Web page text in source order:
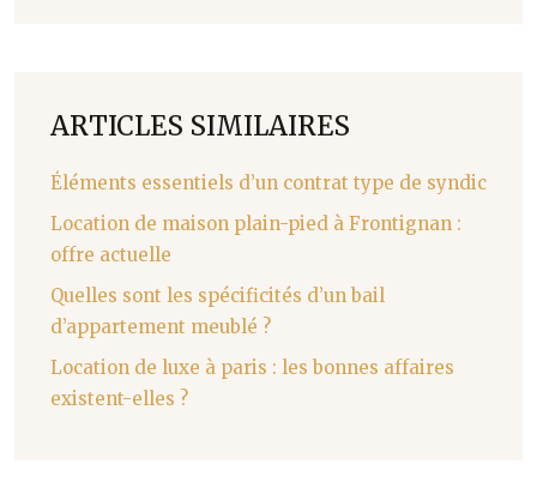
ARTICLES SIMILAIRES
Éléments essentiels d’un contrat type de syndic
Location de maison plain-pied à Frontignan :
offre actuelle
Quelles sont les spécificités d’un bail
d’appartement meublé ?
Location de luxe à paris : les bonnes affaires
existent-elles ?